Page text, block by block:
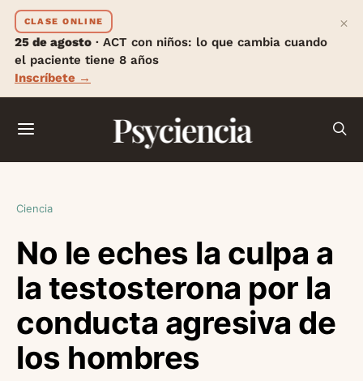
CLASE ONLINE
25 de agosto · ACT con niños: lo que cambia cuando
el paciente tiene 8 años
Inscríbete →
×
Psyciencia
Ciencia
No le eches la culpa a
la testosterona por la
conducta agresiva de
los hombres